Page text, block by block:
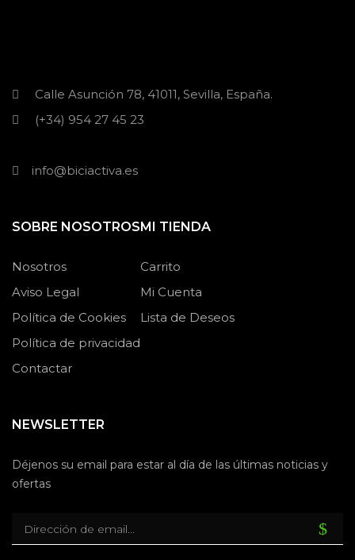
Calle Asunción 78, 41011, Sevilla, España.
(+34) 954 27 45 23
info@biciactiva.es
SOBRE NOSOTROS
Nosotros
Aviso Legal
Política de Cookies
Política de privacidad
Contactar
MI TIENDA
Carrito
Mi Cuenta
Lista de Deseos
NEWSLETTER
Déjenos su email para estar al día de las últimas noticias y
ofertas